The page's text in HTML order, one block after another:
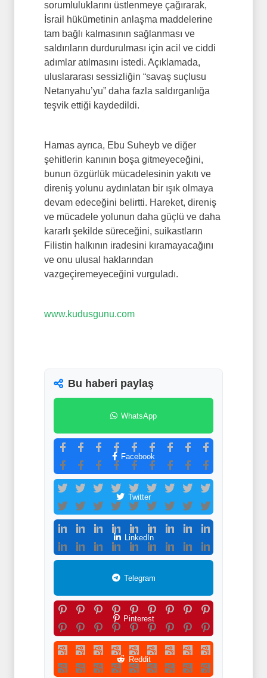
sorumluluklarını üstlenmeye çağırarak,
İsrail hükümetinin anlaşma maddelerine
tam bağlı kalmasının sağlanması ve
saldırıların durdurulması için acil ve ciddi
adımlar atılmasını istedi. Açıklamada,
uluslararası sessizliğin “savaş suçlusu
Netanyahu’yu” daha fazla saldırganlığa
teşvik ettiği kaydedildi.
Hamas ayrıca, Ebu Suheyb ve diğer
şehitlerin kanının boşa gitmeyeceğini,
bunun özgürlük mücadelesinin yakıtı ve
direniş yolunu aydınlatan bir ışık olmaya
devam edeceğini belirtti. Hareket, direniş
ve mücadele yolunun daha güçlü ve daha
kararlı şekilde süreceğini, suikastların
Filistin halkının iradesini kıramayacağını
ve onu ulusal haklarından
vazgeçiremeyeceğini vurguladı.
www.kudusgunu.com
Bu haberi paylaş
WhatsApp
Facebook
Twitter
LinkedIn
Telegram
Pinterest
Reddit